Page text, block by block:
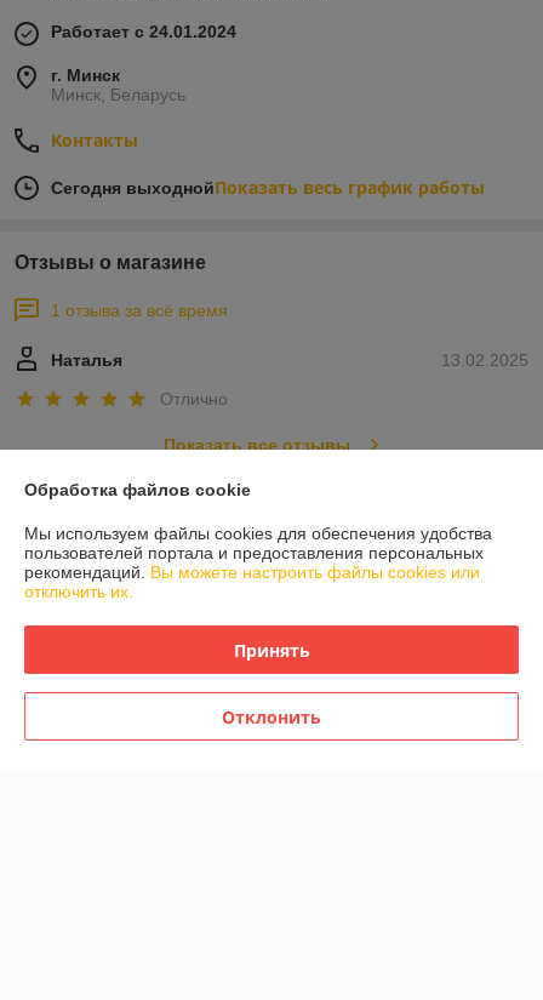
Работает с 24.01.2024
г. Минск
Минск, Беларусь
Контакты
Сегодня выходнойПоказать весь график работы
Отзывы о магазине
1 отзыва за всё время
13.02.2025
Наталья
Отлично
Показать все отзывы
О нас
Контакты
График работы
Обработка файлов cookie
Мы используем файлы cookies для обеспечения удобства
пользователей портала и предоставления персональных
рекомендаций. Вы можете настроить файлы cookies или
отключить их.
Принять
Отклонить